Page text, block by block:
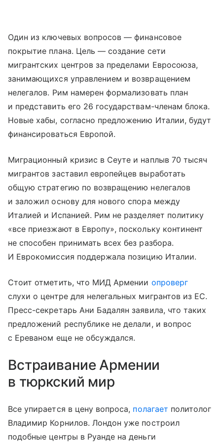
Один из ключевых вопросов — финансовое
покрытие плана. Цель — создание сети
мигрантских центров за пределами Евросоюза,
занимающихся управлением и возвращением
нелегалов. Рим намерен формализовать план
и представить его 26 государствам-членам блока.
Новые хабы, согласно предложению Италии, будут
финансироваться Европой.
Миграционный кризис в Сеуте и наплыв 70 тысяч
мигрантов заставил европейцев выработать
общую стратегию по возвращению нелегалов
и заложил основу для нового спора между
Италией и Испанией. Рим не разделяет политику
«все приезжают в Европу», поскольку континент
не способен принимать всех без разбора.
И Еврокомиссия поддержала позицию Италии.
Стоит отметить, что МИД Армении опроверг
слухи о центре для нелегальных мигрантов из ЕС.
Пресс-секретарь Ани Бадалян заявила, что таких
предложений республике не делали, и вопрос
с Ереваном еще не обсуждался.
Встраивание Армении
в тюркский мир
Все упирается в цену вопроса, полагает политолог
Владимир Корнилов. Лондон уже построил
подобные центры в Руанде на деньги